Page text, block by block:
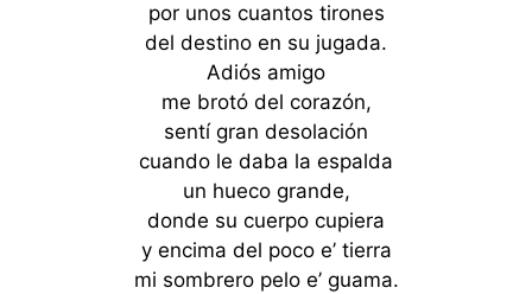
por unos cuantos tirones
del destino en su jugada.
Adiós amigo
me brotó del corazón,
sentí gran desolación
cuando le daba la espalda
un hueco grande,
donde su cuerpo cupiera
y encima del poco e’ tierra
mi sombrero pelo e’ guama.